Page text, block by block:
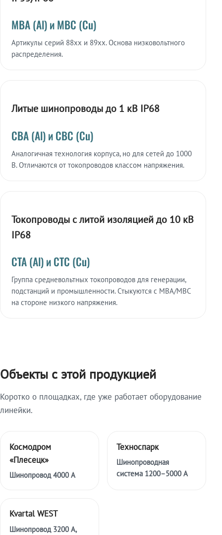
МВА (Al) и МВС (Cu)
Артикулы серий 88xx и 89xx. Основа низковольтного
распределения.
Литые шинопроводы до 1 кВ IP68
СВА (Al) и СВС (Cu)
Аналогичная технология корпуса, но для сетей до 1000
В. Отличаются от токопроводов классом напряжения.
Токопроводы с литой изоляцией до 10 кВ
IP68
СТА (Al) и СТС (Cu)
Группа средневольтных токопроводов для генерации,
подстанций и промышленности. Стыкуются с МВА/МВС
на стороне низкого напряжения.
Объекты с этой продукцией
Коротко о площадках, где уже работает оборудование
линейки.
Космодром
«Плесецк»
Шинопровод 4000 А
Техноспарк
Шинопроводная
система 1200–5000 А
Kvartal WEST
Шинопровод 3200 А,